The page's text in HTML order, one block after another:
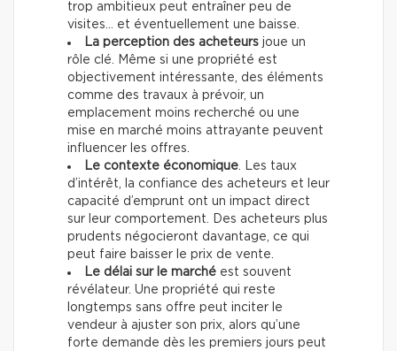
trop ambitieux peut entraîner peu de
visites… et éventuellement une baisse.
La perception des acheteurs joue un
rôle clé. Même si une propriété est
objectivement intéressante, des éléments
comme des travaux à prévoir, un
emplacement moins recherché ou une
mise en marché moins attrayante peuvent
influencer les offres.
Le contexte économique. Les taux
d’intérêt, la confiance des acheteurs et leur
capacité d’emprunt ont un impact direct
sur leur comportement. Des acheteurs plus
prudents négocieront davantage, ce qui
peut faire baisser le prix de vente.
Le délai sur le marché est souvent
révélateur. Une propriété qui reste
longtemps sans offre peut inciter le
vendeur à ajuster son prix, alors qu’une
forte demande dès les premiers jours peut